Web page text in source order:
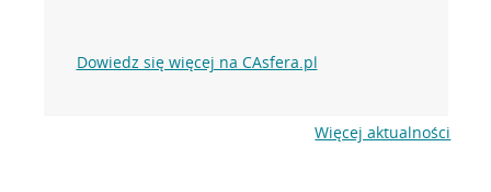
Dowiedz się więcej na CAsfera.pl
Więcej aktualności